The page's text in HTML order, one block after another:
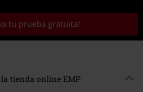
tu prueba gratuita!
tienda online EMP